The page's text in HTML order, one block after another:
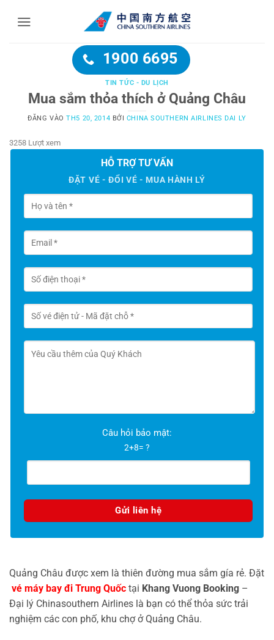
1900 6695
TIN TỨC - DU LỊCH
Mua sắm thỏa thích ở Quảng Châu
ĐĂNG VÀOTH5 20, 2014 BỞI CHINA SOUTHERN AIRLINES DAI LY
3258 Lượt xem
HỖ TRỢ TƯ VẤN
ĐẶT VÉ - ĐỔI VÉ - MUA HÀNH LÝ
Câu hỏi bảo mật:
2+8= ?
Quảng Châu được xem là thiên đường mua sắm gía rẻ. Đặt
vé máy bay đi Trung Quốc tại Khang Vuong Booking –
Đại lý Chinasouthern Airlines là bạn có thể thỏa sức trải
nghiệm các con phố, khu chợ ở Quảng Châu.